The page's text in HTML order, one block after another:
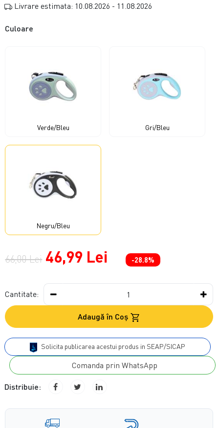
Livrare estimata: 10.08.2026 - 11.08.2026
Culoare
Verde/Bleu Gri/Bleu
Negru/Bleu
66,00 Lei 46,99 Lei -28.8%
Cantitate:
Adaugă în Coş
Solicita publicarea acestui produs in SEAP/SICAP
Comanda prin WhatsApp
Distribuie: